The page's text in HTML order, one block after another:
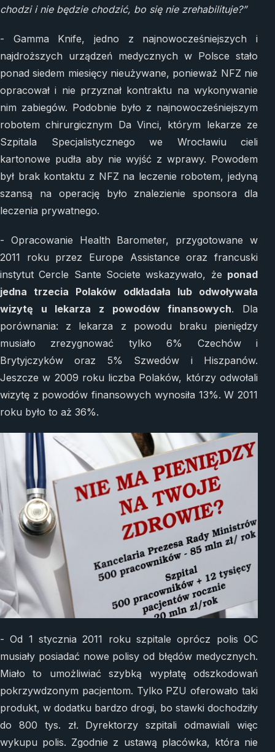
chodzi i nie będzie chodzić, bo się nie zrehabilituje?”
- Gamma Knife, jedno z najnowocześniejszych i
najdroższych urządzeń medycznych w Polsce stało
ponad siedem miesięcy nieużywane, ponieważ NFZ nie
opracował i nie przyznał kontraktu na wykonywanie
nim zabiegów. Podobnie było z najnowocześniejszym
robotem chirurgicznym Da Vinci, którym lekarze ze
Szpitala Specjalistycznego we Wrocławiu cieli
kartonowe pudła aby nie wyjść z wprawy. Powodem
był brak kontaktu z NFZ na leczenie robotem, jedyną
szansą na operację było znalezienie sponsora dla
leczenia prywatnego.
- Opracowanie Health Barometer, przygotowane w
2011 roku przez Europe Assistance oraz francuski
instytut Cercle Sante Societe wskazywało, że ponad
jedna trzecia Polaków odkładała lub odwoływała
wizytę u lekarza z powodów finansowych. Dla
porównania: z lekarza z powodu braku pieniędzy
musiało zrezygnować tylko 6% Czechów i
Brytyjczyków oraz 5% Szwedów i Hiszpanów.
Jeszcze w 2009 roku liczba Polaków, którzy odwołali
wizytę z powodów finansowych wynosiła 13%. W 2011
roku było to aż 36%.
- Od 1 stycznia 2011 roku szpitale oprócz polis OC
musiały posiadać nowe polisy od błędów medycznych.
Miało to umożliwiać szybką wypłatę odszkodowań
pokrzywdzonym pacjentom. Tylko PZU oferowało taki
produkt, w dodatku bardzo drogi, bo stawki dochodziły
do 800 tys. zł. Dyrektorzy szpitali odmawiali więc
wykupu polis. Zgodnie z ustawą placówka, która nie